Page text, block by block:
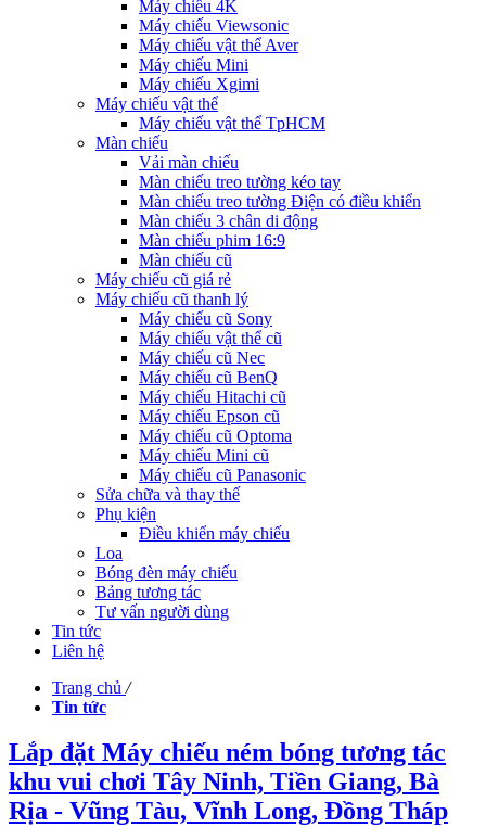
Máy chiếu 4K
Máy chiếu Viewsonic
Máy chiếu vật thể Aver
Máy chiếu Mini
Máy chiếu Xgimi
Máy chiếu vật thể
Máy chiếu vật thể TpHCM
Màn chiếu
Vải màn chiếu
Màn chiếu treo tường kéo tay
Màn chiếu treo tường Điện có điều khiển
Màn chiếu 3 chân di động
Màn chiếu phim 16:9
Màn chiếu cũ
Máy chiếu cũ giá rẻ
Máy chiếu cũ thanh lý
Máy chiếu cũ Sony
Máy chiếu vật thể cũ
Máy chiếu cũ Nec
Máy chiếu cũ BenQ
Máy chiếu Hitachi cũ
Máy chiếu Epson cũ
Máy chiếu cũ Optoma
Máy chiếu Mini cũ
Máy chiếu cũ Panasonic
Sửa chữa và thay thế
Phụ kiện
Điều khiển máy chiếu
Loa
Bóng đèn máy chiếu
Bảng tương tác
Tư vấn người dùng
Tin tức
Liên hệ
Trang chủ /
Tin tức
Lắp đặt Máy chiếu ném bóng tương tác
khu vui chơi Tây Ninh, Tiền Giang, Bà
Rịa - Vũng Tàu, Vĩnh Long, Đồng Tháp